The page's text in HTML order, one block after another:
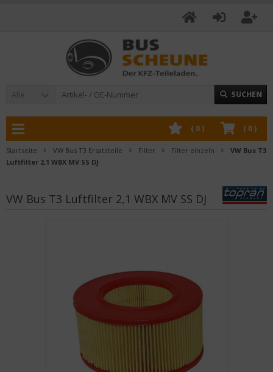
Alle SUCHEN
( 0)
( 0)
Startseite VW Bus T3 Ersatzteile Filter Filter einzeln
VW Bus T3
Luftfilter 2,1 WBX MV SS DJ
VW Bus T3 Luftfilter 2,1 WBX MV SS DJ